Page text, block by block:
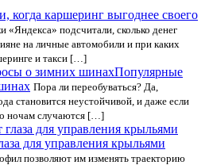
когда каршеринг выгоднее своего
«Яндекса» подсчитали, сколько денег
на личные автомобили и при каких
и такси […]
Популярные
Пора ли переобуваться? Да,
становится неустойчивой, и даже если
ночам случаются […]
для управления крыльями
позволяют им изменять траекторию